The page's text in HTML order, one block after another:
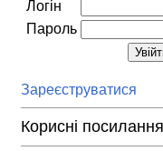
Логін
Пароль
Зареєструватися
Корисні посилання